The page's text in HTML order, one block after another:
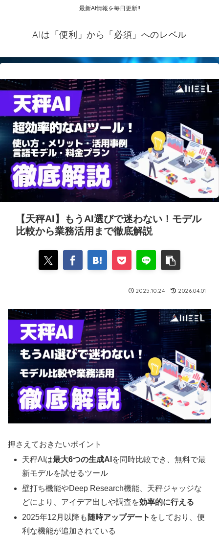
最新AI情報を毎日更新‼
AIは「便利」から「必須」へのレベル
【天秤AI】もうAI選びで迷わない！モデル
比較から業務活用まで徹底解説
2025.10.24 2026.04.01
押さえておきたいポイント
天秤AIは最大6つの生成AI を同時比較でき、無料で最
新モデルを試せるツール
壁打ち機能やDeep Research機能、天秤ジャッジな
どにより、アイデア出しや調査を効率的に行える
2025年12月以降も 随時アップデート をしており、便
利な機能が追加されている